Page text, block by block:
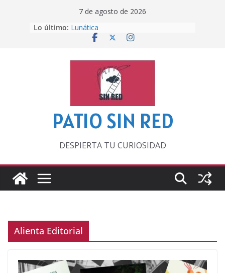
7 de agosto de 2026
Lo último: Lunática
Pero, hasta entonces…
‘La broma infinita’ de recomendar
lecturas veraniegas
Otra del Mundial
PATIO SIN RED
DESPIERTA TU CURIOSIDAD
Alienta Editorial